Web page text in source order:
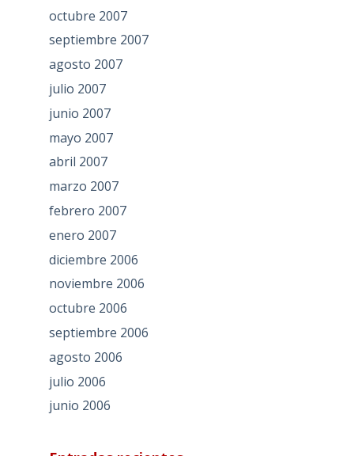
octubre 2007
septiembre 2007
agosto 2007
julio 2007
junio 2007
mayo 2007
abril 2007
marzo 2007
febrero 2007
enero 2007
diciembre 2006
noviembre 2006
octubre 2006
septiembre 2006
agosto 2006
julio 2006
junio 2006